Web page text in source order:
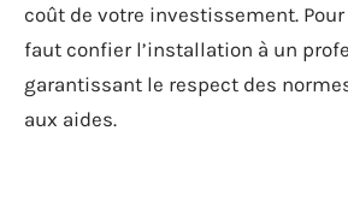
coût de votre investissement.
faut confier l’installation à un
garantissant le respect des
aux aides.